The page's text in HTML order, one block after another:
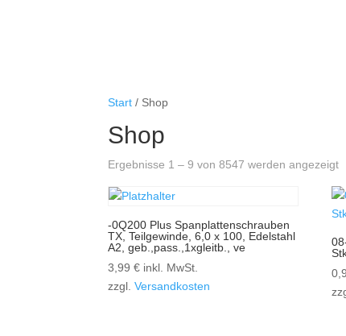
Start / Shop
Shop
Ergebnisse 1 – 9 von 8547 werden angezeigt
-0Q200 Plus Spanplattenschrauben
TX, Teilgewinde, 6,0 x 100, Edelstahl
A2, geb.,pass.,1xgleitb., ve
3,99€ inkl. MwSt.
zzgl.Versandkosten